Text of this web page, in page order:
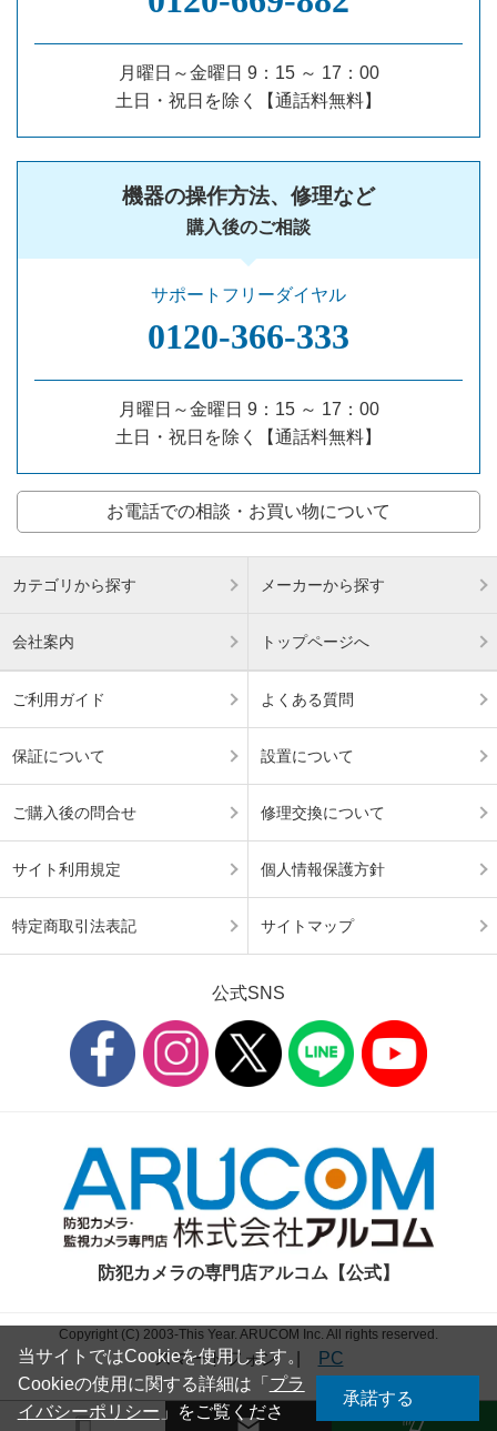
月曜日～金曜日 9：15 ～ 17：00
土日・祝日を除く【通話料無料】
機器の操作方法、修理など
購入後のご相談
サポートフリーダイヤル
0120‐366‐333
月曜日～金曜日 9：15 ～ 17：00
土日・祝日を除く【通話料無料】
お電話での相談・お買い物について
カテゴリから探す メーカーから探す
会社案内 トップページへ
ご利用ガイド よくある質問
保証について 設置について
ご購入後の問合せ 修理交換について
サイト利用規定 個人情報保護方針
特定商取引法表記 サイトマップ
公式SNS
防犯カメラの専門店アルコム【公式】
Copyright (C) 2003-This Year. ARUCOM Inc. All rights reserved.
スマートフォン| PC
当サイトではCookieを使用します。
Cookieの使用に関する詳細は「 プラ
イバシーポリシー 」をご覧くださ
承諾する